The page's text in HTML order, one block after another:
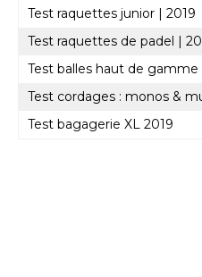
Test raquettes junior | 2019
Test raquettes de padel |
Test balles haut de gamme
Test cordages : monos &
Test bagagerie XL 2019